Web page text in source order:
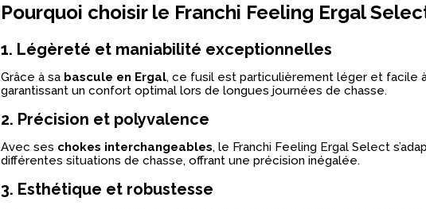
Pourquoi choisir le Franchi Feeling Ergal
1. Légèreté et maniabilité exceptionnelles
Grâce à sa bascule en Ergal, ce fusil est particulièrement léger et facile à
garantissant un confort optimal lors de longues journées de chasse.
2. Précision et polyvalence
Avec ses chokes interchangeables, le Franchi Feeling Ergal Select
différentes situations de chasse, offrant une précision inégalée.
3. Esthétique et robustesse